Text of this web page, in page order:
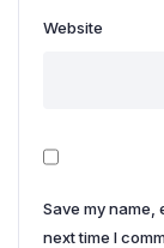
Website
Save my name,
next time I